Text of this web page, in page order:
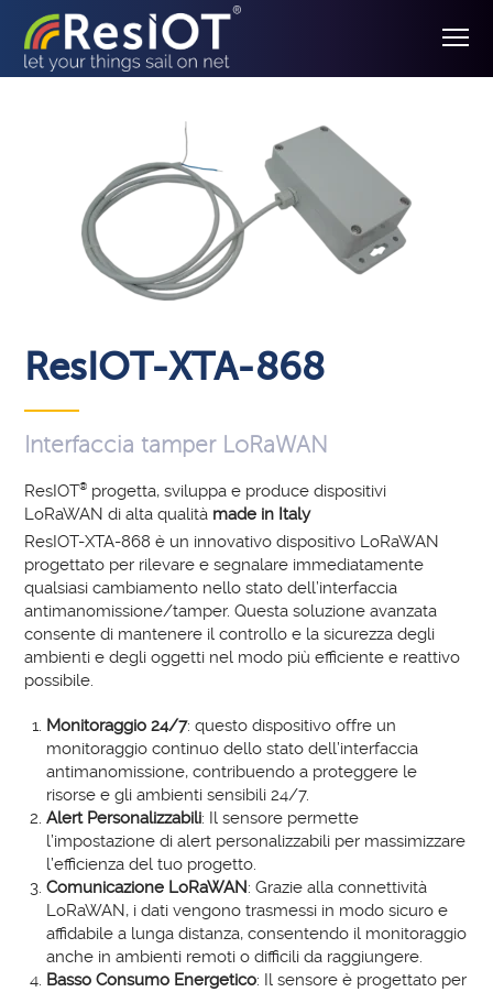
ResIOT-XTA-868
Interfaccia tamper LoRaWAN
ResIOT® progetta, sviluppa e produce dispositivi
LoRaWAN di alta qualità made in Italy
ResIOT-XTA-868 è un innovativo dispositivo LoRaWAN
progettato per rilevare e segnalare immediatamente
qualsiasi cambiamento nello stato dell’interfaccia
antimanomissione/tamper. Questa soluzione avanzata
consente di mantenere il controllo e la sicurezza degli
ambienti e degli oggetti nel modo più efficiente e reattivo
possibile.
Monitoraggio 24/7: questo dispositivo offre un
monitoraggio continuo dello stato dell’interfaccia
antimanomissione, contribuendo a proteggere le
risorse e gli ambienti sensibili 24/7.
Alert Personalizzabili: Il sensore permette
l’impostazione di alert personalizzabili per massimizzare
l’efficienza del tuo progetto.
Comunicazione LoRaWAN: Grazie alla connettività
LoRaWAN, i dati vengono trasmessi in modo sicuro e
affidabile a lunga distanza, consentendo il monitoraggio
anche in ambienti remoti o difficili da raggiungere.
Basso Consumo Energetico: Il sensore è progettato per